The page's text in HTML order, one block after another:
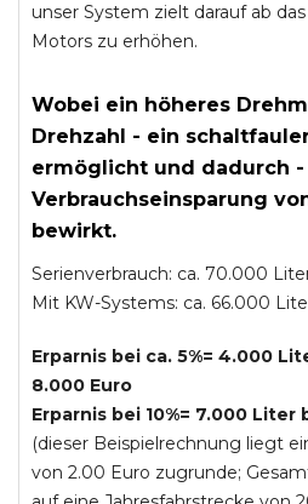
unser System zielt darauf ab
Motors zu erhöhen.
Wobei ein höheres
Drehzahl - ein
ermöglicht und dadurch -
Verbrauchseinsparung
bewirkt.
Serienverbrauch: ca. 70.000
Mit KW-Systems: ca. 66.000
Erparnis bei ca. 5%= 4.000
8.000 Euro
Erparnis bei 10%= 7.000 Liter
(dieser Beispielrechnung liegt
von 2.00 Euro zugrunde;